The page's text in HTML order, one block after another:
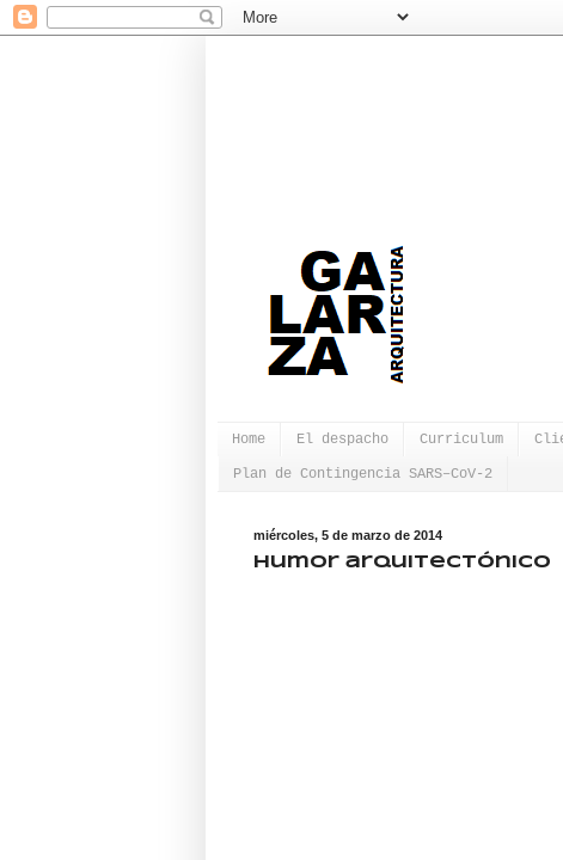
Home El despacho Curriculum
Plan de Contingencia SARS–CoV-2
miércoles, 5 de marzo de 2014
Humor arquitectónico